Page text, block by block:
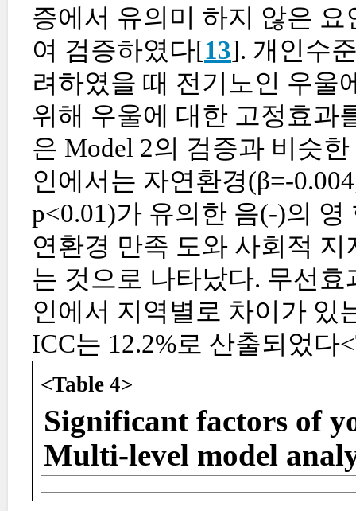
증에서 유의미 하지 않은
여 검증하였다[13]. 개인수
려하였을 때 전기노인 우울
위해 우울에 대한 고정효과
은 Model 2의 검증과 비슷
인에서는 자연환경(β=-
p<0.01)가 유의한 음(-)의
연환경 만족 도와 사회적
는 것으로 나타났다. 무선
인에서 지역별로 차이가 있
ICC는 12.2%로 산출되었다
<Table 4>
Significant factors of
Multi-level model